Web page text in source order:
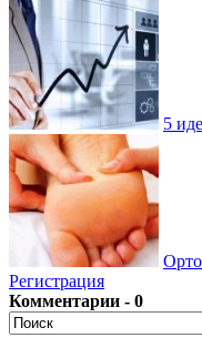
5
Регистрация
Комментарии - 0